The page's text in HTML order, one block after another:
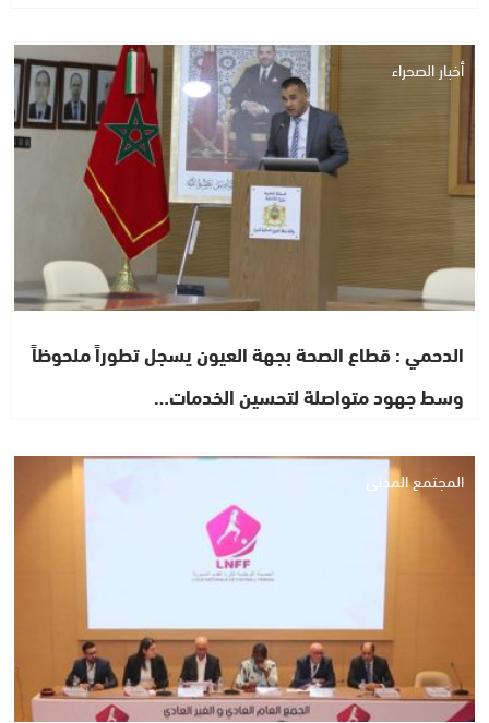
أخبار الصحراء
الدحمي : قطاع الصحة بجهة العيون يسجل تطوراً ملحوظاً
وسط جهود متواصلة لتحسين الخدمات…
المجتمع المدني